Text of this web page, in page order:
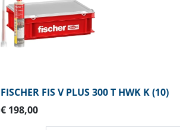
FISCHER FIS V PLUS 300 T HWK K (10)
€ 198,00